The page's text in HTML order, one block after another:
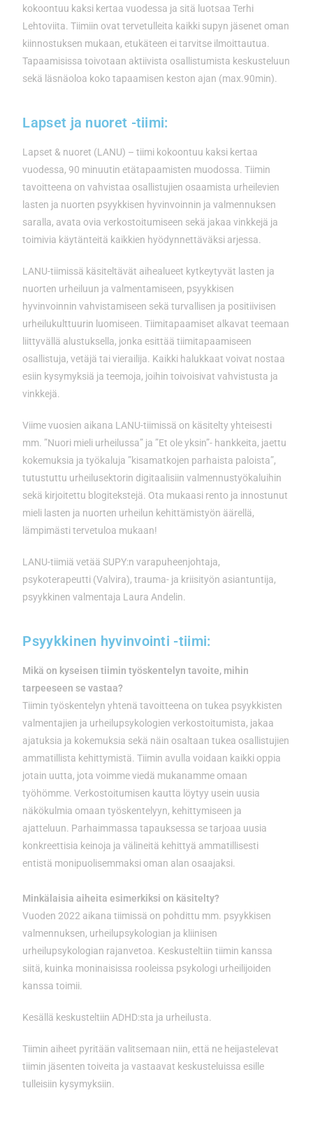
kokoontuu kaksi kertaa vuodessa ja sitä luotsaa Terhi
Lehtoviita. Tiimiin ovat tervetulleita kaikki supyn jäsenet oman
kiinnostuksen mukaan, etukäteen ei tarvitse ilmoittautua.
Tapaamisissa toivotaan aktiivista osallistumista keskusteluun
sekä läsnäoloa koko tapaamisen keston ajan (max.90min).
Lapset ja nuoret -tiimi:
Lapset & nuoret (LANU) – tiimi kokoontuu kaksi kertaa
vuodessa, 90 minuutin etätapaamisten muodossa. Tiimin
tavoitteena on vahvistaa osallistujien osaamista urheilevien
lasten ja nuorten psyykkisen hyvinvoinnin ja valmennuksen
saralla, avata ovia verkostoitumiseen sekä jakaa vinkkejä ja
toimivia käytänteitä kaikkien hyödynnettäväksi arjessa.
LANU-tiimissä käsiteltävät aihealueet kytkeytyvät lasten ja
nuorten urheiluun ja valmentamiseen, psyykkisen
hyvinvoinnin vahvistamiseen sekä turvallisen ja positiivisen
urheilukulttuurin luomiseen. Tiimitapaamiset alkavat teemaan
liittyvällä alustuksella, jonka esittää tiimitapaamiseen
osallistuja, vetäjä tai vierailija. Kaikki halukkaat voivat nostaa
esiin kysymyksiä ja teemoja, joihin toivoisivat vahvistusta ja
vinkkejä.
Viime vuosien aikana LANU-tiimissä on käsitelty yhteisesti
mm. ”Nuori mieli urheilussa” ja ”Et ole yksin”- hankkeita, jaettu
kokemuksia ja työkaluja ”kisamatkojen parhaista paloista”,
tutustuttu urheilusektorin digitaalisiin valmennustyökaluihin
sekä kirjoitettu blogitekstejä. Ota mukaasi rento ja innostunut
mieli lasten ja nuorten urheilun kehittämistyön äärellä,
lämpimästi tervetuloa mukaan!
LANU-tiimiä vetää SUPY:n varapuheenjohtaja,
psykoterapeutti (Valvira), trauma- ja kriisityön asiantuntija,
psyykkinen valmentaja Laura Andelin.
Psyykkinen hyvinvointi -tiimi:
Mikä on kyseisen tiimin työskentelyn tavoite, mihin
tarpeeseen se vastaa?
Tiimin työskentelyn yhtenä tavoitteena on tukea psyykkisten
valmentajien ja urheilupsykologien verkostoitumista, jakaa
ajatuksia ja kokemuksia sekä näin osaltaan tukea osallistujien
ammatillista kehittymistä. Tiimin avulla voidaan kaikki oppia
jotain uutta, jota voimme viedä mukanamme omaan
työhömme. Verkostoitumisen kautta löytyy usein uusia
näkökulmia omaan työskentelyyn, kehittymiseen ja
ajatteluun. Parhaimmassa tapauksessa se tarjoaa uusia
konkreettisia keinoja ja välineitä kehittyä ammatillisesti
entistä monipuolisemmaksi oman alan osaajaksi.
Minkälaisia aiheita esimerkiksi on käsitelty?
Vuoden 2022 aikana tiimissä on pohdittu mm. psyykkisen
valmennuksen, urheilupsykologian ja kliinisen
urheilupsykologian rajanvetoa. Keskusteltiin tiimin kanssa
siitä, kuinka moninaisissa rooleissa psykologi urheilijoiden
kanssa toimii.
Kesällä keskusteltiin ADHD:sta ja urheilusta.
Tiimin aiheet pyritään valitsemaan niin, että ne heijastelevat
tiimin jäsenten toiveita ja vastaavat keskusteluissa esille
tulleisiin kysymyksiin.